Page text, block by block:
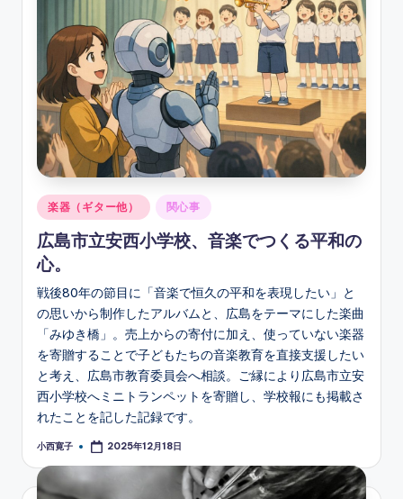
ン
グ
Posted
in
楽器（ギター他） 関心事
広島市立安西小学校、音楽でつくる平和の
心。
戦後80年の節目に「音楽で恒久の平和を表現したい」と
の思いから制作したアルバムと、広島をテーマにした楽曲
「みゆき橋」。売上からの寄付に加え、使っていない楽器
を寄贈することで子どもたちの音楽教育を直接支援したい
と考え、広島市教育委員会へ相談。ご縁により広島市立安
西小学校へミニトランペットを寄贈し、学校報にも掲載さ
れたことを記した記録です。
Posted
小西寛子 2025年12月18日